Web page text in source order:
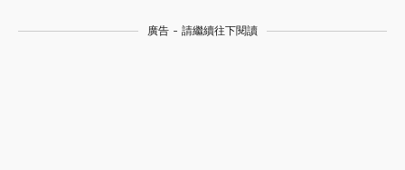
廣告 - 請繼續往下閱讀